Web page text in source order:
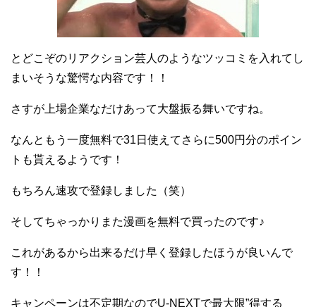
とどこぞのリアクション芸人のようなツッコミを入れてし
まいそうな驚愕な内容です！！
さすが上場企業なだけあって大盤振る舞いですね。
なんともう一度無料で31日使えてさらに500円分のポイン
トも貰えるようです！
もちろん速攻で登録しました（笑）
そしてちゃっかりまた漫画を無料で買ったのです♪
これがあるから出来るだけ早く登録したほうが良いんで
す！！
キャンペーンは不定期なのでU-NEXTで最大限”得する